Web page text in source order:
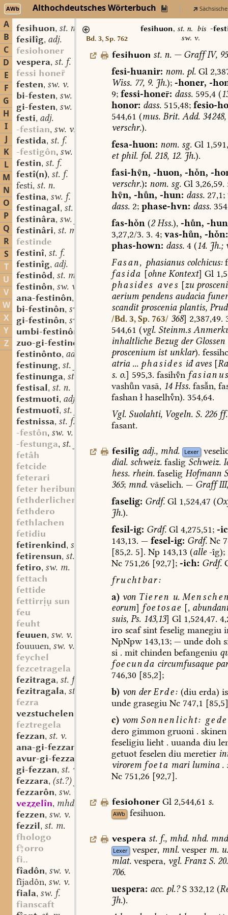
AWb Althochdeutsches Wörterbuch
A
B
C
D
E
F
G
H
I
J
K
L
M
N
O
P
Q
R
S
T
U
V
W
X
Y
Z
fesihuon, st. n.
fesilîg, adj.
fesiohoner
vespera, st. f.
fessi hone
festen, sw. v.
bi-festen, sw. v.
gi-festen, sw. v.
festi, adj.
-festian, sw. v.
festida, st. f.
-festigôn, sw. v.
festin, st. f.
festî(n), st. f.
festi, st. n.
festina, sw. f.
festinagal, st. m.
festinâra, sw. f.
festinâri, st. m.
festinde
festinî, st. f.
festinîg, adj.
festinôd, st. m.
festinôn, sw. v.
ana-festinôn,
bi-festinôn, sw. v.
gi-festinôn, sw. v.
umbi-festinôn
zuo-gi-festinôn
festinônto, adv. part. prs.
festinung, st. f.
festinunga, st. f.
festisal, st. n.
festmuoti, adj.
festmuotî, st. f.
festnissa, st. f.
-festôn, sw. v.
-festunga, st. f.
fetâh
fetcide
feterari
feter heribum
fethderlicher
fethdero
fethlachen
fetidiu
fetirenkind, st. n.
fetirensun, st. m.
fetiro, sw. m.
fettach
fettide
fettirrụ sun
feu
feuht
feuuen, sw. v.
fouuuen, sw. v.
feychel
fezcetragela
fezitraga, st. f.
fezitragala, st. f.
fezra
vezstuchelen
feztregela
fezzan, st. v.
ana-gi-fezzan
avur-gi-fezzan
gi-fezzan, st. v.
fezzara, (st.?) f.
fezzarôn, sw. v.
veelîn, mhd. st. n.
fezzen, sw. v.
fezzil, st. m.
fhologo
forro
fi..
fîadôn, sw. v.
fîjadôn, sw. v.
fiala, sw. f.
fianscaft
Bd. 3, Sp. 762
fesihuon, st. n. bis -
sw. v.
fesihuon st. n. —GraffIV,
fesi-huanir: nom.pl.Gl
Wiss.77, 9.Jh.); -honer, -
9; fessi-hone: dass.595,4(
honor: dass.515,48; fesio-
544,61 (mus.Brit.Add.34 248,
verschr.).
fesa-huon: nom.sg.Gl
etphil. fol.218,12.Jh.).
fasi-hn, -huon, -hn, -
verschr.): nom.sg.Gl3,26,59.
hn, -hn, -hun: dass.27,1;
dass.2; phase-hvn: dass.
fas-hn(2Hss.), -hn, -
3,27,2/3. 3. 4; vas-hn, -hn:
phas-hown: dass.4 (14.Jh.;
Fasan, phasianuscolchicus:
fasida [ohne Kontext] Gl
phasides aves [zu
aeriumpendensaudacia
scanditprosceniaplantis,
/Bd. 3, Sp. 763/ 368] 2,387,49.
544,61 (vgl.Steinm.s
inhaltlicheBezugderGlossen
prosceniumistunklar).
atria... phasides iđaves [
s.o.] 595,3. fasihn
vashnvasā, 14Hss. fasn,
fashanłhaselhn). 354,64.
Vgl.Suolahti,Vogeln.S.226ff.
fasant.
fesilîg adj., mhd. Lexer
dial.schweiz.faslig Schweiz.
hess.rhein.faselig Hofmann
365; mnd.vāselich. — GraffIII,
faselig: Grdf.Gl1,524,47 (
Jh.).
fesil-ig: Grdf.Gl4,275,51; -
143,13. — fesel-ig: Grdf.Nc
[85,2. 5]. Np143,13 (alle-îg);
Nc751,26 [92,7]; -ich: Grdf.
fruchtbar:
a) von Tieren u.
eorum] foetosae [,
suis,Ps.143,13] Gl1,524,47.
iro scafsintfeselig manegiu
NpNpw143,13;—unde doh
si. mitchindenbefangeniu
foecunda circumfusaque
746,30 [85,2];
b) vonder Erde: (diu erda)
unde grasegiuNc747,1
c) vom Sonnenlicht:
dero gimmongruoni. skinen
feseligiulieht. uuandadiu
getuotfeselendiumeretier
virorem foeta marilumina.
Nc751,26 [92,7].
fesiohoner Gl 2,544,61 s.
AWb fesihuon.
vespera st. f., mhd. nhd.
Lexer vesper, mnl.vesper m.u.
mlat.vespera, vgl.FranzS.20.
706.
uespera: acc.pl.?S332,12 (
Jh.).